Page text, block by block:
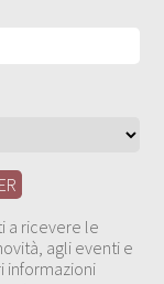
a ricevere le
agli eventi e
informazioni